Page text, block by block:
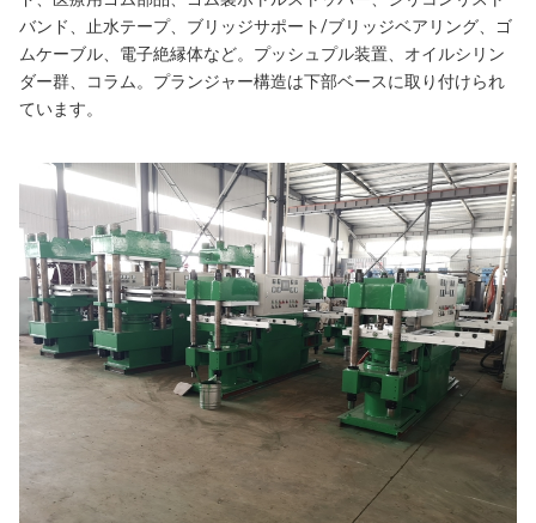
バンド、止水テープ、ブリッジサポート/ブリッジベアリング、ゴ
ムケーブル、電子絶縁体など。プッシュプル装置、オイルシリン
ダー群、コラム。プランジャー構造は下部ベースに取り付けられ
ています。